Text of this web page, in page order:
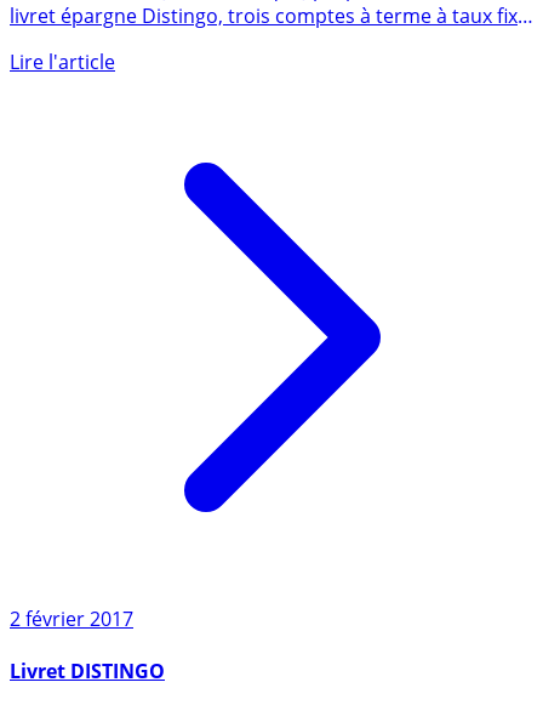
livret épargne Distingo, trois comptes à terme à taux fixe
2 février 2017